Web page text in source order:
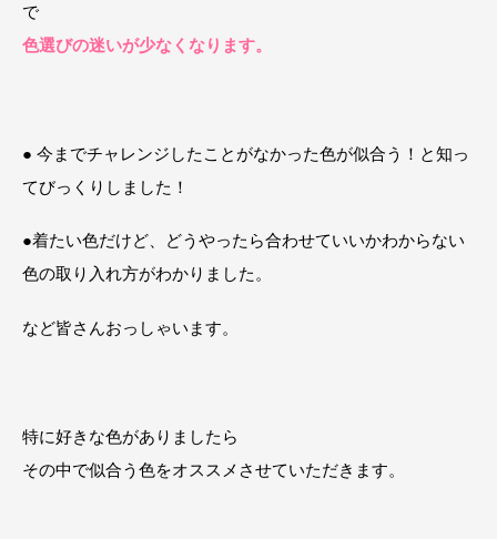
で
色選びの迷いが少なくなります。
● 今までチャレンジしたことがなかった色が似合う！と知っ
てびっくりしました！
●着たい色だけど、どうやったら合わせていいかわからない
色の取り入れ方がわかりました。
など皆さんおっしゃいます。
特に好きな色がありましたら
その中で似合う色をオススメさせていただきます。